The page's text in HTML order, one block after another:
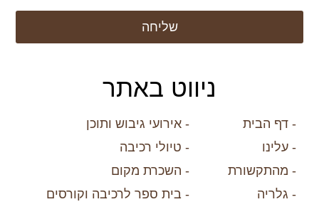
שליחה
ניווט באתר
- דף הבית
- עלינו
- מהתקשורת
- גלריה
- אירועי גיבוש ותוכן
- טיולי רכיבה
- השכרת מקום
- בית ספר לרכיבה וקורסים